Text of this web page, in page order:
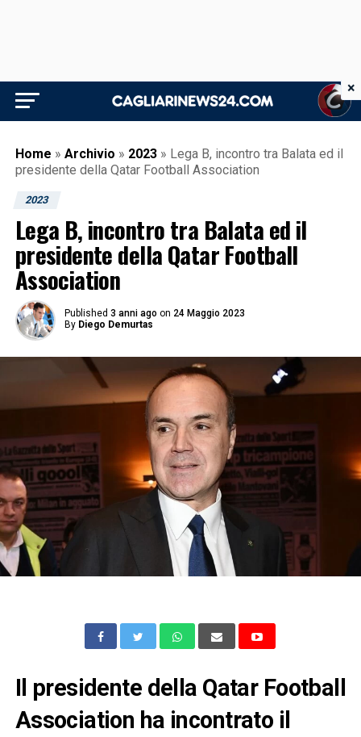
Home » Archivio » 2023 » Lega B, incontro tra Balata ed il
presidente della Qatar Football Association
2023
Lega B, incontro tra Balata ed il
presidente della Qatar Football
Association
Published 3 anni ago on 24 Maggio 2023
By Diego Demurtas
Il presidente della Qatar Football
Association ha incontrato il
×